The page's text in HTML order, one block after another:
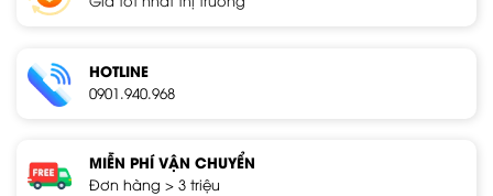
HOTLINE
0901.940.968
MIỄN PHÍ VẬN CHUYỂN
Đơn hàng > 3 triệu